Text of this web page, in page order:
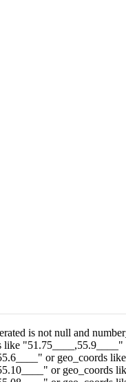
is not null and
or geo_coords
or geo_coords